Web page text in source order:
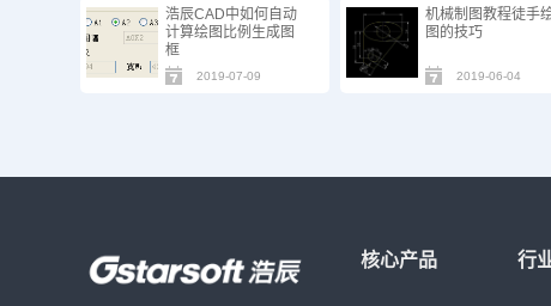
浩辰CAD中如何自动
计算绘图比例生成图
框
2019-07-09
机械制图教程徒手
图的技巧
2019-06-04
核心产品 行